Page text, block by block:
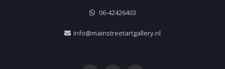
06-42426403
info@mainstreetartgallery.nl